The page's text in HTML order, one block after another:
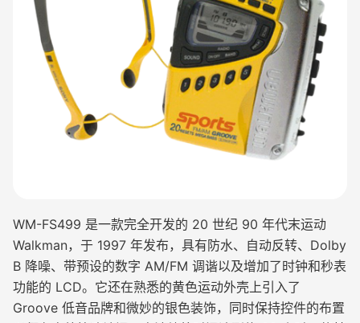
WM-FS499 是一款完全开发的 20 世纪 90 年代末运动
Walkman，于 1997 年发布，具有防水、自动反转、Dolby
B 降噪、带预设的数字 AM/FM 调谐以及增加了时钟和秒表
功能的 LCD。它还在熟悉的黄色运动外壳上引入了
Groove 低音品牌和微妙的银色装饰，同时保持控件的布置